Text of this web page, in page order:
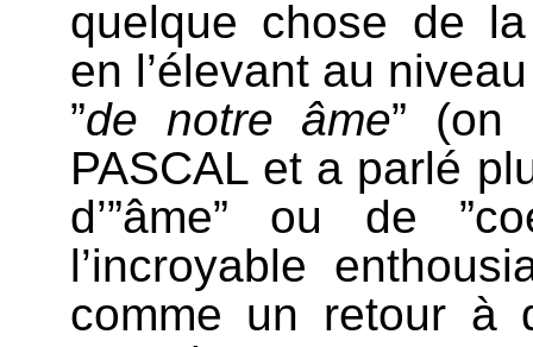
quelque chose de la
en l’élevant au
”de notre âme” (on
PASCAL et a parlé
d’”âme” ou de
l’incroyable
comme un retour à